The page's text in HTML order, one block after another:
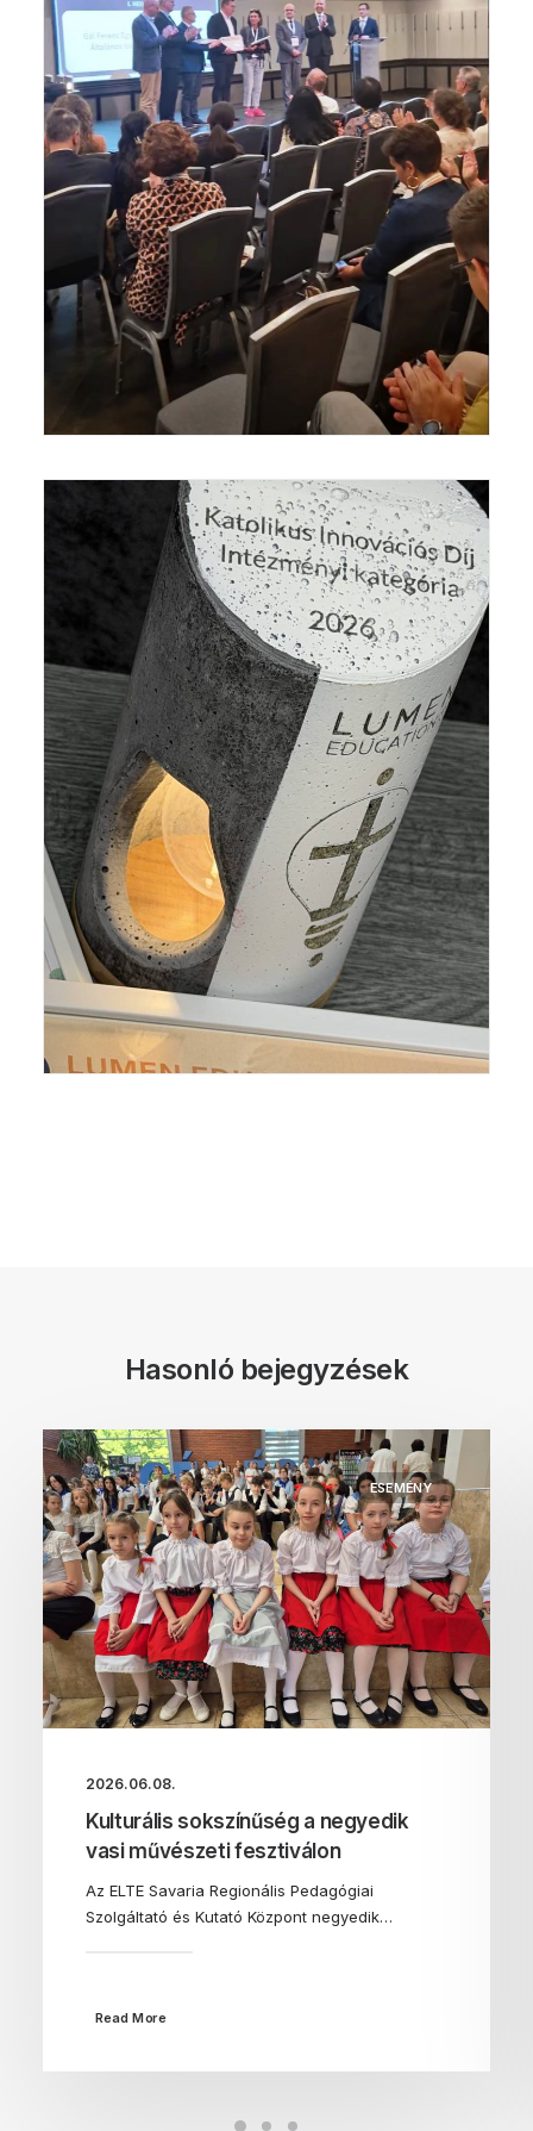
Hasonló bejegyzések
ESEMÉNY
2026.06.08.
Kulturális sokszínűség a negyedik
vasi művészeti fesztiválon
Az ELTE Savaria Regionális Pedagógiai
Szolgáltató és Kutató Központ negyedik…
Read More